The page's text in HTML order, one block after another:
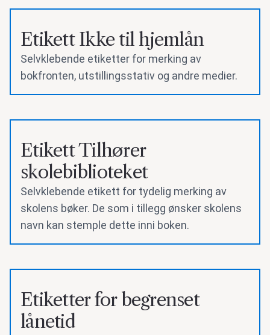
Etikett Ikke til hjemlån
Selvklebende etiketter for merking av
bokfronten, utstillingsstativ og andre medier.
Etikett Tilhører
skolebiblioteket
Selvklebende etikett for tydelig merking av
skolens bøker. De som i tillegg ønsker skolens
navn kan stemple dette inni boken.
Etiketter for begrenset
lånetid